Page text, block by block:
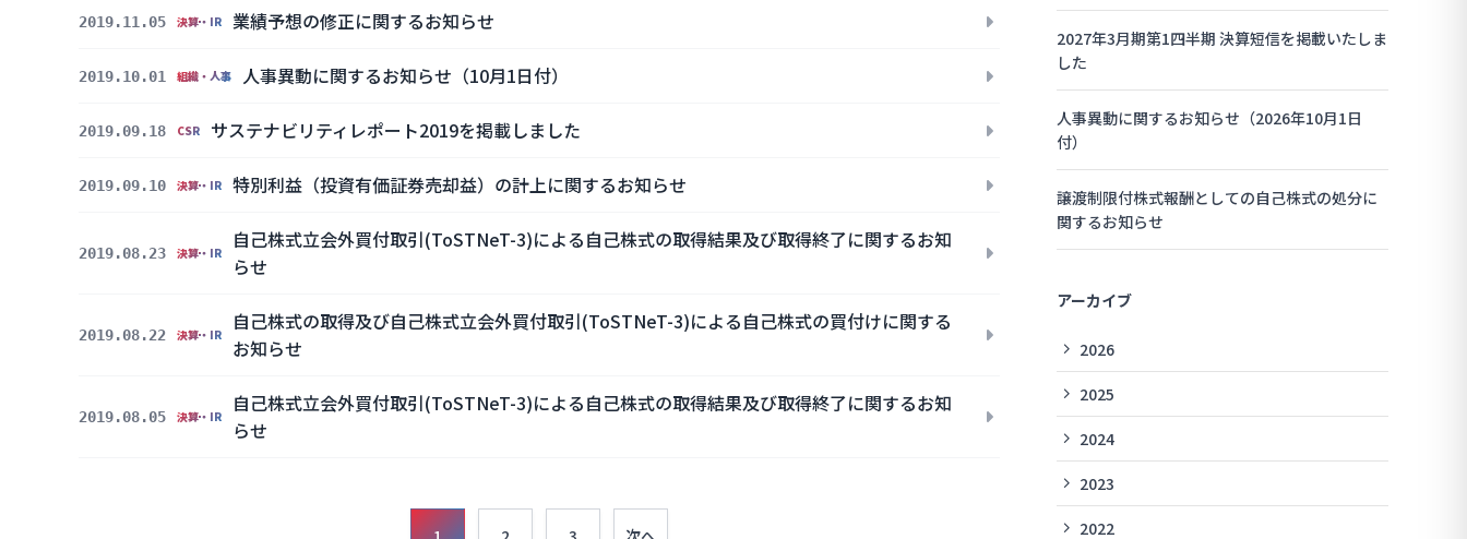
2019.11.05 決算・IR 業績予想の修正に関するお知らせ
2019.10.01 組織・人事 人事異動に関するお知らせ（10月1日付）
2019.09.18 CSR サステナビリティレポート2019を掲載しました
2019.09.10 決算・IR 特別利益（投資有価証券売却益）の計上に関するお知らせ
2019.08.23 決算・IR
自己株式立会外買付取引(ToSTNeT-3)による自己株式の取得結果及び取得終了に関するお知
らせ
2019.08.22 決算・IR
自己株式の取得及び自己株式立会外買付取引(ToSTNeT-3)による自己株式の買付けに関する
お知らせ
2019.08.05 決算・IR
自己株式立会外買付取引(ToSTNeT-3)による自己株式の取得結果及び取得終了に関するお知
らせ
投
2027年3月期第1四半期 決算短信を掲載いたしま
した
人事異動に関するお知らせ（2026年10月1日
付）
譲渡制限付株式報酬としての自己株式の処分に
関するお知らせ
アーカイブ
2026
2025
2024
2023
2022